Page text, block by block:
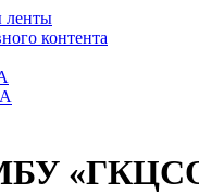
ленты
контента
A